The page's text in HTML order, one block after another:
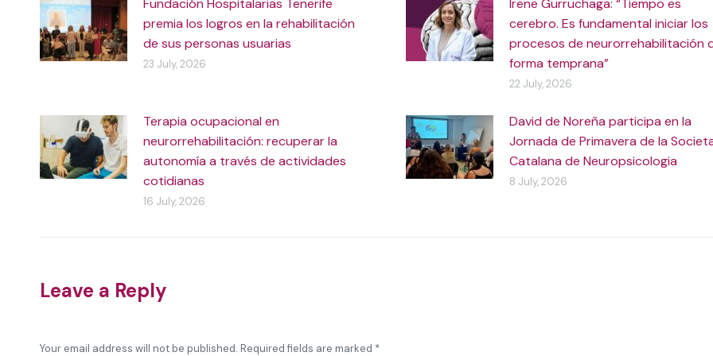
Fundación Hospitalarias Tenerife
premia los logros en la rehabilitación
de sus personas usuarias
23 July, 2026
Irene Gurruchaga: “Tiempo es
cerebro. Es fundamental iniciar los
procesos de neurorrehabilitación
forma temprana”
22 July, 2026
Terapia ocupacional en
neurorrehabilitación: recuperar la
autonomía a través de actividades
cotidianas
16 July, 2026
David de Noreña participa en la
Jornada de Primavera de la
Catalana de Neuropsicologia
8 July, 2026
Leave a Reply
Your email address will not be published. Required fields are marked *